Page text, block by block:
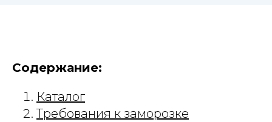
Содержание:
Каталог
Требования к заморозке